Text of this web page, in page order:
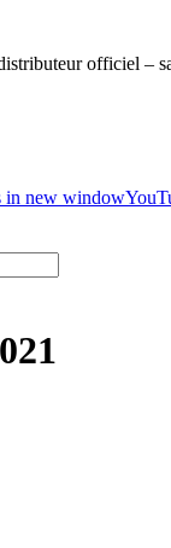
officiel –
in new window